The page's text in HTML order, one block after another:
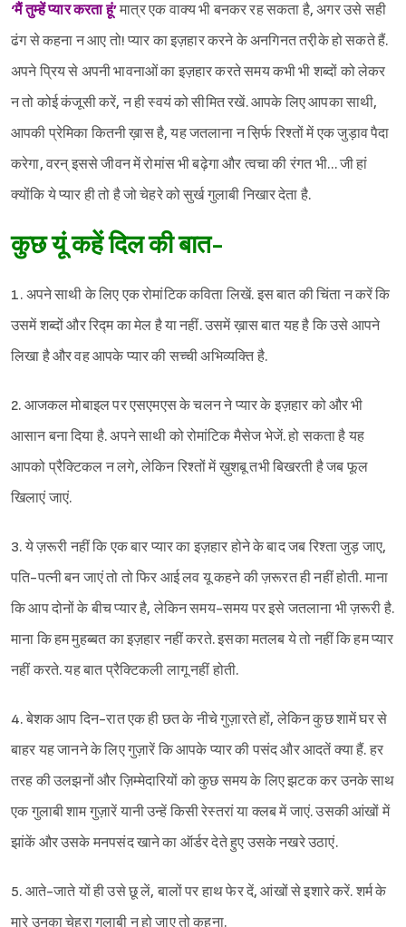
‘मैं तुम्हें प्यार करता हूं’मात्र एक वाक्य भी बनकर रह सकता है, अगर उसे सही
ढंग से कहना न आए तो! प्यार का इज़हार करने के अनगिनत तरी़के हो सकते हैं.
अपने प्रिय से अपनी भावनाओं का इज़हार करते समय कभी भी शब्दों को लेकर
न तो कोई कंजूसी करें, न ही स्वयं को सीमित रखें. आपके लिए आपका साथी,
आपकी प्रेमिका कितनी ख़ास है, यह जतलाना न स़िर्फ रिश्तों में एक जुड़ाव पैदा
करेगा, वरन् इससे जीवन में रोमांस भी बढ़ेगा और त्वचा की रंगत भी… जी हां
क्योंकि ये प्यार ही तो है जो चेहरे को सुर्ख गुलाबी निखार देता है.
कुछ यूं कहें दिल की बात-
1. अपने साथी के लिए एक रोमांटिक कविता लिखें. इस बात की चिंता न करें कि
उसमें शब्दों और रिद्म का मेल है या नहीं. उसमें ख़ास बात यह है कि उसे आपने
लिखा है और वह आपके प्यार की सच्ची अभिव्यक्ति है.
2. आजकल मोबाइल पर एसएमएस के चलन ने प्यार के इज़हार को और भी
आसान बना दिया है. अपने साथी को रोमांटिक मैसेज भेजें. हो सकता है यह
आपको प्रैक्टिकल न लगे, लेकिन रिश्तों में ख़ुशबू तभी बिखरती है जब फूल
खिलाएं जाएं.
3. ये ज़रूरी नहीं कि एक बार प्यार का इज़हार होने के बाद जब रिश्ता जुड़ जाए,
पति-पत्नी बन जाएं तो तो फिर आई लव यू कहने की ज़रूरत ही नहीं होती. माना
कि आप दोनों के बीच प्यार है, लेकिन समय-समय पर इसे जतलाना भी ज़रूरी है.
माना कि हम मुहब्बत का इज़हार नहीं करते. इसका मतलब ये तो नहीं कि हम प्यार
नहीं करते. यह बात प्रैक्टिकली लागू नहीं होती.
4. बेशक आप दिन-रात एक ही छत के नीचे गुज़ारते हों, लेकिन कुछ शामें घर से
बाहर यह जानने के लिए गुज़ारें कि आपके प्यार की पसंद और आदतें क्या हैं. हर
तरह की उलझनों और ज़िम्मेदारियों को कुछ समय के लिए झटक कर उनके साथ
एक गुलाबी शाम गुज़ारें यानी उन्हें किसी रेस्तरां या क्लब में जाएं. उसकी आंखों में
झांकें और उसके मनपसंद खाने का ऑर्डर देते हुए उसके नखरे उठाएं.
5. आते-जाते यों ही उसे छू लें, बालों पर हाथ फेर दें, आंखों से इशारे करें. शर्म के
मारे उनका चेहरा गुलाबी न हो जाए तो कहना.